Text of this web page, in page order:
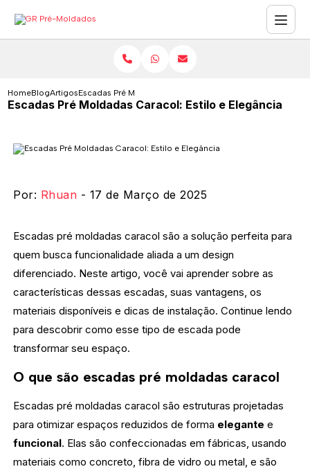
HomeBlogArtigosEscadas Pré Moldadas Caracol: Estilo e Elegância
Escadas Pré Moldadas Caracol: Estilo e Elegância
Por: Rhuan - 17 de Março de 2025
Escadas pré moldadas caracol são a solução perfeita para
quem busca funcionalidade aliada a um design
diferenciado. Neste artigo, você vai aprender sobre as
características dessas escadas, suas vantagens, os
materiais disponíveis e dicas de instalação. Continue lendo
para descobrir como esse tipo de escada pode
transformar seu espaço.
O que são escadas pré moldadas caracol
Escadas pré moldadas caracol são estruturas projetadas
para otimizar espaços reduzidos de forma elegante e
funcional. Elas são confeccionadas em fábricas, usando
materiais como concreto, fibra de vidro ou metal, e são